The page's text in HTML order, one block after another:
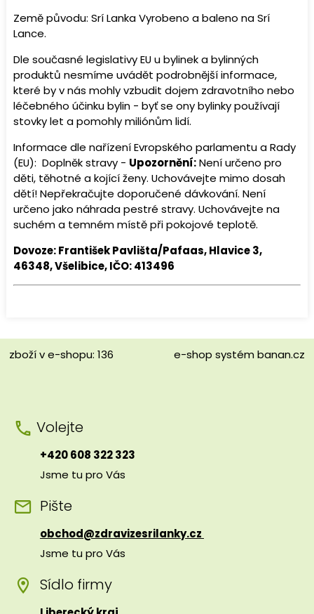
Země původu: Srí Lanka Vyrobeno a baleno na Srí
Lance.
Dle současné legislativy EU u bylinek a bylinných
produktů nesmíme uvádět podrobnější informace,
které by v nás mohly vzbudit dojem zdravotního nebo
léčebného účinku bylin - byť se ony bylinky používají
stovky let a pomohly miliónům lidí.
Informace dle nařízení Evropského parlamentu a Rady
(EU): Doplněk stravy - Upozornění:Není určeno pro
děti, těhotné a kojící ženy. Uchovávejte mimo dosah
dětí! Nepřekračujte doporučené dávkování. Není
určeno jako náhrada pestré stravy. Uchovávejte na
suchém a temném místě při pokojové teplotě.
Dovoze: František Pavlišta/Pafaas, Hlavice 3,
46348, Všelibice, IČO: 413496
zboží v e-shopu: 136 e-shop systém banan.cz
Volejte
+420 608 322 323
Jsme tu pro Vás
Pište
obchod@zdravizesrilanky.cz
Jsme tu pro Vás
Sídlo firmy